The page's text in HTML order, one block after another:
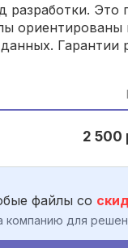
Это
ориентированы
Гарантии
2 500
файлы со
компанию для